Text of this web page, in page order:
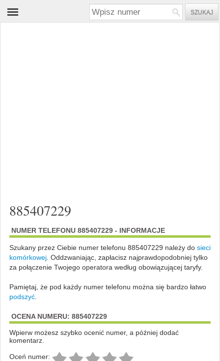
885407229
NUMER TELEFONU 885407229 - INFORMACJE
Szukany przez Ciebie numer telefonu 885407229 należy do sieci
komórkowej. Oddzwaniając, zapłacisz najprawdopodobniej tylko
za połączenie Twojego operatora według obowiązującej taryfy.
Pamiętaj, że pod każdy numer telefonu można się bardzo łatwo
podszyć.
OCENA NUMERU: 885407229
Wpierw możesz szybko ocenić numer, a później dodać
komentarz.
Oceń numer: